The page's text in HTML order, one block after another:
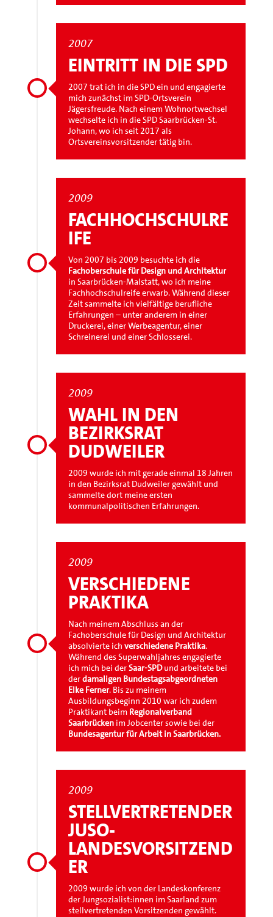
2007
EINTRITT IN DIE SPD
2007 trat ich in die SPD ein und engagierte
mich zunächst im SPD-Ortsverein
Jägersfreude. Nach einem Wohnortwechsel
wechselte ich in die SPD Saarbrücken-St.
Johann, wo ich seit 2017 als
Ortsvereinsvorsitzender tätig bin.
2009
FACHHOCHSCHULRE
IFE
Von 2007 bis 2009 besuchte ich die
Fachoberschule für Design und Architektur
in Saarbrücken-Malstatt, wo ich meine
Fachhochschulreife erwarb. Während dieser
Zeit sammelte ich vielfältige berufliche
Erfahrungen – unter anderem in einer
Druckerei, einer Werbeagentur, einer
Schreinerei und einer Schlosserei.
2009
WAHL IN DEN
BEZIRKSRAT
DUDWEILER
2009 wurde ich mit gerade einmal 18 Jahren
in den Bezirksrat Dudweiler gewählt und
sammelte dort meine ersten
kommunalpolitischen Erfahrungen.
2009
VERSCHIEDENE
PRAKTIKA
Nach meinem Abschluss an der
Fachoberschule für Design und Architektur
absolvierte ich verschiedene Praktika.
Während des Superwahljahres engagierte
ich mich bei derSaar-SPDund arbeitete bei
derdamaligen Bundestagsabgeordneten
Elke Ferner. Bis zu meinem
Ausbildungsbeginn 2010 war ich zudem
Praktikant beim Regionalverband
Saarbrückenim Jobcenter sowie bei der
Bundesagentur für Arbeit in Saarbrücken.
2009
STELLVERTRETENDER
JUSO-
LANDESVORSITZEND
ER
2009 wurde ich von der Landeskonferenz
der Jungsozialist:innen im Saarland zum
stellvertretenden Vorsitzenden gewählt.